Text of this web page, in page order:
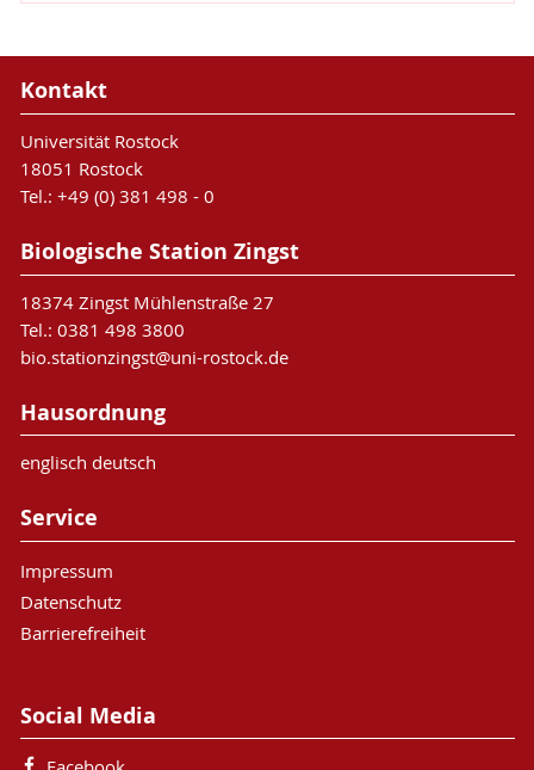
Kontakt
Universität Rostock
18051 Rostock
Tel.: +49 (0) 381 498 - 0
Biologische Station Zingst
18374 Zingst Mühlenstraße 27
Tel.: 0381 498 3800
bio.stationzingst@uni-rostock.de
Hausordnung
englisch deutsch
Service
Impressum
Datenschutz
Barrierefreiheit
Social Media